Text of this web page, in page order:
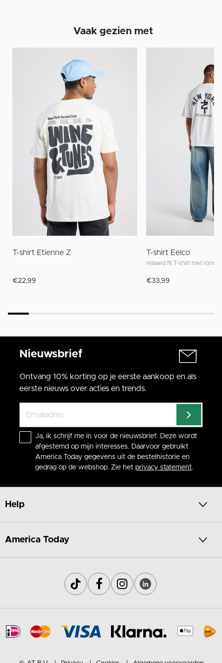
Vaak gezien met
T-shirt Etienne Z
€22,99
T-shirt Eelco
relaxed fit T-shirt met ronde
€33,99
Nieuwsbrief
Ontvang 10% korting op je eerste aankoop en als
eerste nieuws over acties en trends.
Ja, ik schrijf me in voor de nieuwsbrief. Deze wordt
afgestemd op mijn interesses. Daarvoor gebruikt
America Today gegevens uit de bestelhistorie en
gedrag op de webshop. Zie het privacy statement.
Help
America Today